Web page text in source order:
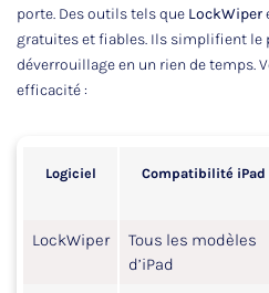
porte. Des outils tels que LockWiper
gratuites et fiables. Ils simplifient le
déverrouillage en un rien de temps.
efficacité :
Logiciel Compatibilité iPad
LockWiper
Tous les modèles
d’iPad